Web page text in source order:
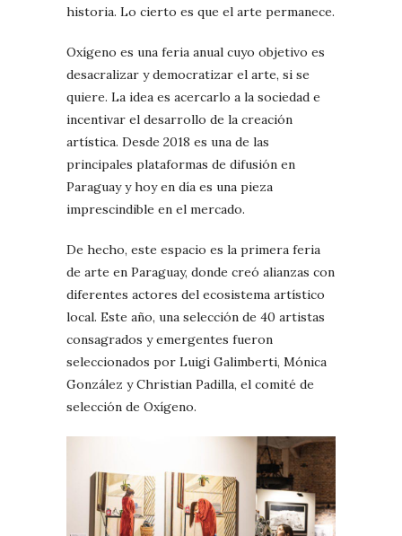
historia. Lo cierto es que el arte permanece.
Oxígeno es una feria anual cuyo objetivo es
desacralizar y democratizar el arte, si se
quiere. La idea es acercarlo a la sociedad e
incentivar el desarrollo de la creación
artística. Desde 2018 es una de las
principales plataformas de difusión en
Paraguay y hoy en día es una pieza
imprescindible en el mercado.
De hecho, este espacio es la primera feria
de arte en Paraguay, donde creó alianzas con
diferentes actores del ecosistema artístico
local. Este año, una selección de 40 artistas
consagrados y emergentes fueron
seleccionados por Luigi Galimberti, Mónica
González y Christian Padilla, el comité de
selección de Oxígeno.